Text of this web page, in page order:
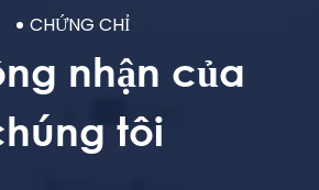
CHỨNG CHỈ
nhận của
tôi